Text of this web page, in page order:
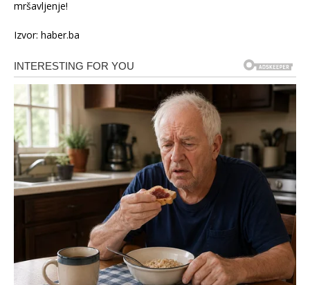
mršavljenje!
Izvor: haber.ba